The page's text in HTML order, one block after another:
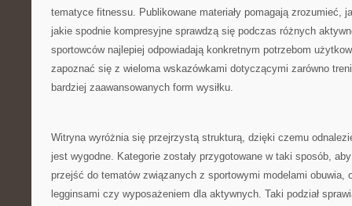
tematyce fitnessu. Publikowane materiały pomagają zrozumieć,
jakie spodnie kompresyjne sprawdzą się podczas różnych
sportowców najlepiej odpowiadają konkretnym potrzebom
zapoznać się z wieloma wskazówkami dotyczącymi zarówno
bardziej zaawansowanych form wysiłku.
Witryna wyróżnia się przejrzystą strukturą, dzięki czemu
jest wygodne. Kategorie zostały przygotowane w taki sposób,
przejść do tematów związanych z sportowymi modelami obuwia,
legginsami czy wyposażeniem dla aktywnych. Taki podział